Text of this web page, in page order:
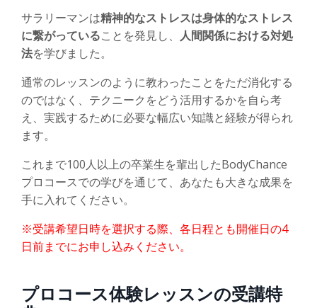
サラリーマンは精神的なストレスは身体的なストレス
に繋がっていることを発見し、 人間関係における対処
法を学びました。
通常のレッスンのように教わったことをただ消化する
のではなく、テクニークをどう活用するかを自ら考
え、実践するために必要な幅広い知識と経験が得られ
ます。
これまで100人以上の卒業生を輩出したBodyChance
プロコースでの学びを通じて、あなたも大きな成果を
手に入れてください。
※受講希望日時を選択する際、各日程とも開催日の4
日前までにお申し込みください。
プロコース体験レッスンの受講特